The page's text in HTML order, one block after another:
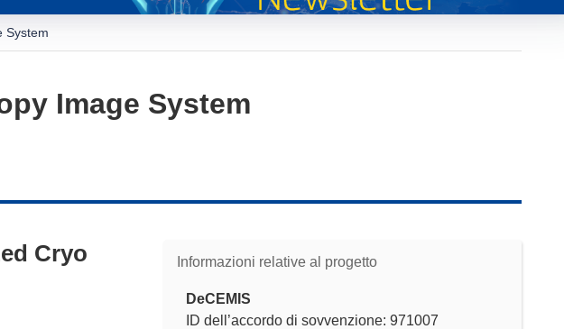
System
Image System
Informazioni relative al progetto
DeCEMIS
ID dell’accordo di sovvenzione: 971007
Cryo